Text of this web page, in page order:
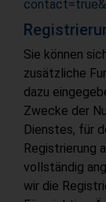
Sie können
zusätzliche
dazu
Zwecke der
Dienstes, für
Registrierung
vollständig
wir die